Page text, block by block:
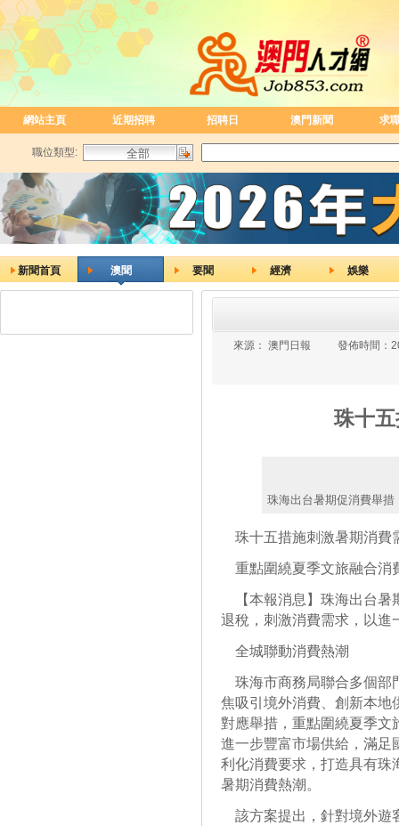
網站主頁 近期招聘 招聘日 澳門新聞 求
職位類型:
新聞首頁 澳聞 要聞 經濟 娛樂
來源： 澳門日報 發佈時間：
珠十
珠海出台暑期促消費舉
珠十五措施刺激暑期消費
重點圍繞夏季文旅融合消
【本報消息】珠海出台暑
退稅，刺激消費需求，以進
全城聯動消費熱潮
珠海市商務局聯合多個部
焦吸引境外消費、創新本地
對應舉措，重點圍繞夏季文
進一步豐富市場供給，滿足
利化消費要求，打造具有珠
暑期消費熱潮。
該方案提出，針對境外遊